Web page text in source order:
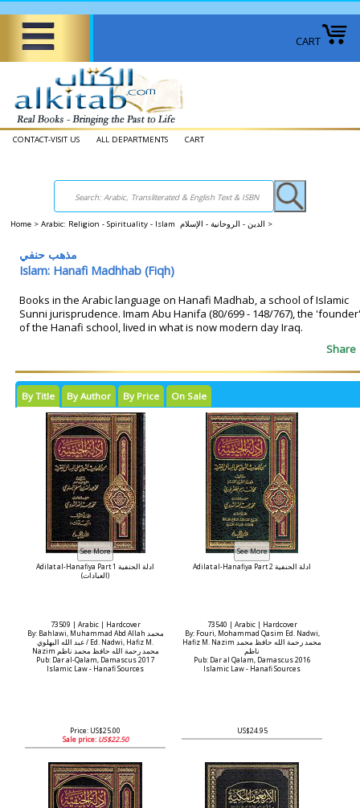
CART
CONTACT-VISIT US ALL DEPARTMENTS CART
Home > Arabic: Religion - Spirituality - Islam الدين - الروحانية - الإسلام >
مذهب حنفي
Islam: Hanafi Madhhab (Fiqh)
Books in the Arabic language on Hanafi Madhab, a school of Islamic
Sunni jurisprudence. Imam Abu Hanifa (80/699 - 148/767), the 'founder'
of the Hanafi school, lived in what is now modern day Iraq.
Share
By Title By Author By Price On Sale
Adilat al-Hanafiya Part 1 ادلة الحنفية
(العبادات)
73509 | Arabic | Hardcover
By: Bahlawi, Muhammad Abd Allah محمد
عبد الله البهلوي / Ed. Nadwi, Hafiz M.
Nazim محمد رحمة الله حافظ محمد ناظم
Pub: Dar al-Qalam, Damascus 2017
Islamic Law - Hanafi Sources
Price: US$25.00
Sale price: US$22.50
Adilat al-Hanafiya Part 2 ادلة الحنفية
73540 | Arabic | Hardcover
By: Fouri, Mohammad Qasim Ed. Nadwi,
Hafiz M. Nazim محمد رحمة الله حافظ محمد
ناظم
Pub: Dar al Qalam, Damascus 2016
Islamic Law - Hanafi Sources
US$24.95